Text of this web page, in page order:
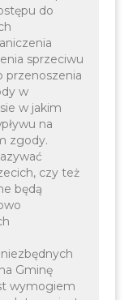
Liszki.
336,12 PLN
Działania 2.5
powietrza, Typ
w
Fundusze
do
sprzeciwu
przenoszenia
w
w jakim
na
zgody.
czy też
będą
Gminę
wymogiem